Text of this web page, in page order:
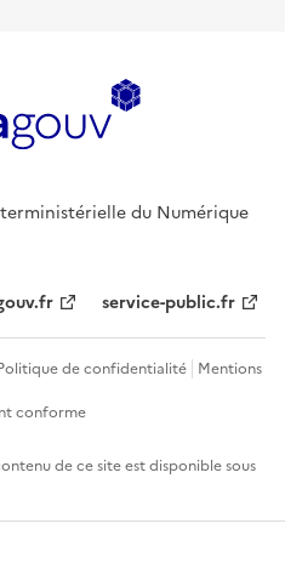
du Numérique
service-public.fr
de confidentialité Mentions
conforme
de ce site est disponible sous